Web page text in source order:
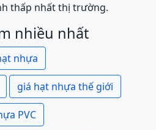
thấp nhất thị trường.
nhiều nhất
nhựa
giá hạt nhựa thế giới
PVC